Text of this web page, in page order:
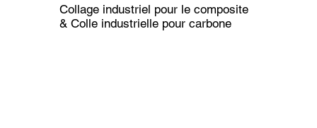
Collage industriel pour le composite
& Colle industrielle pour carbone